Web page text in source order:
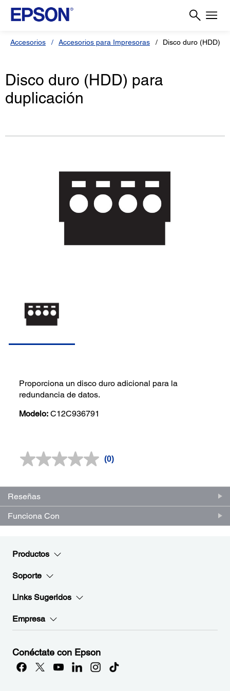
Accesorios Accesorios para Impresoras Disco duro (HDD)
Disco duro (HDD) para
duplicación
Proporciona un disco duro adicional para la
redundancia de datos.
Modelo: C12C936791
Sin
en
misma
(0)
Reseñas
Funciona Con
Productos
Soporte
Links Sugeridos
Empresa
Conéctate con Epson